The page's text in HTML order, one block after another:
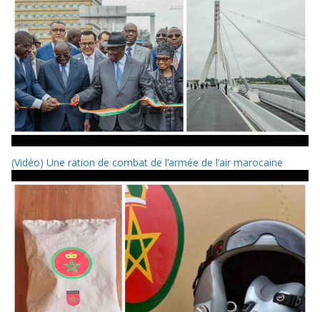
(Vidéo) Une ration de combat de l’armée de l’air marocaine